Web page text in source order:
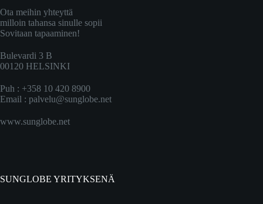
Ota meihin yhteyttä
milloin tahansa sinulle sopii
Sovitaan tapaaminen!
Bulevardi 3 B
00120 HELSINKI
Puh : +358 10 420 8900
Email : palvelu@sunglobe.net
www.sunglobe.net
SUNGLOBE YRITYKSENÄ